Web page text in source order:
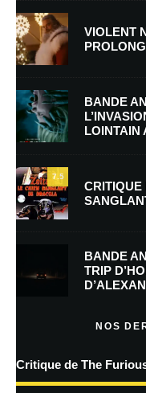
Nom*
E-mail*
Enregistrer mon nom,
mon prochain commentaire.
Prévenez-moi de tous les
VIOLENT
BANDE
LOINTAIN
7.5
CRITIQUE
BANDE
TRIP
NOS
Critique de The